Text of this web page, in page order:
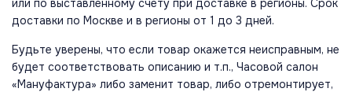
или по выставленному счету при доставке в регионы. Срок
доставки по Москве и в регионы от 1 до 3 дней.
Будьте уверены, что если товар окажется неисправным, не
будет соответствовать описанию и т.п., Часовой салон
«Мануфактура» либо заменит товар, либо отремонтирует,